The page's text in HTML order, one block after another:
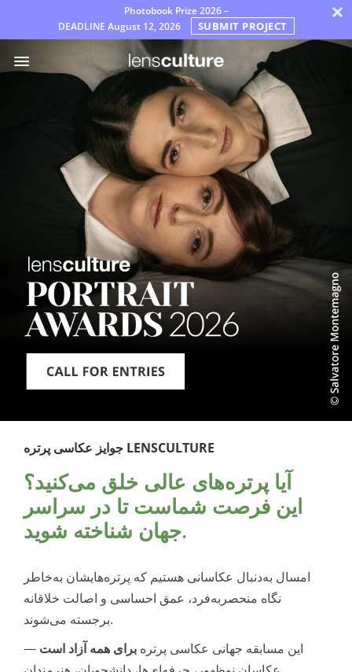
Photobook Prize 2026 –
DEADLINE August 12, 2026 SUBMIT PROJECT ×
جوایز عکاسی پرتره LENSCULTURE
آیا پرتره‌های عالی خلق می‌کنید؟
این فرصت شماست تا در سراسر
جهان شناخته شوید.
امسال به‌دنبال عکاسانی هستیم که پرتره‌هایشان به‌خاطر
نگاه منحصربه‌فرد، عمق احساسی و اصالت خلاقانه
برجسته می‌شوند.
این مسابقه جهانی عکاسی پرتره برای همه آزاد است —